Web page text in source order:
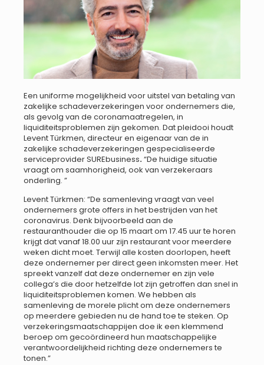
Een uniforme mogelijkheid voor uitstel van betaling van
zakelijke schadeverzekeringen voor ondernemers die,
als gevolg van de coronamaatregelen, in
liquiditeitsproblemen zijn gekomen. Dat pleidooi houdt
Levent Türkmen, directeur en eigenaar van de in
zakelijke schadeverzekeringen gespecialiseerde
serviceprovider SUREbusiness.“De huidige situatie
vraagt om saamhorigheid, ook van verzekeraars
onderling. ”
Levent Türkmen: “De samenleving vraagt van veel
ondernemers grote offers in het bestrijden van het
coronavirus. Denk bijvoorbeeld aan de
restauranthouder die op 15 maart om 17.45 uur te horen
krijgt dat vanaf 18.00 uur zijn restaurant voor meerdere
weken dicht moet. Terwijl alle kosten doorlopen, heeft
deze ondernemer per direct geen inkomsten meer. Het
spreekt vanzelf dat deze ondernemer en zijn vele
collega’s die door hetzelfde lot zijn getroffen dan snel in
liquiditeitsproblemen komen. We hebben als
samenleving de morele plicht om deze ondernemers
op meerdere gebieden nu de hand toe te steken. Op
verzekeringsmaatschappijen doe ik een klemmend
beroep om gecoördineerd hun maatschappelijke
verantwoordelijkheid richting deze ondernemers te
tonen.”